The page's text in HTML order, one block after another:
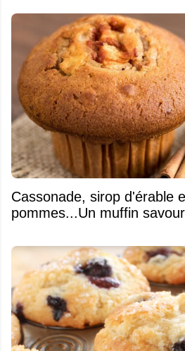
​Cassonade, sirop d'érable
pommes...Un muffin